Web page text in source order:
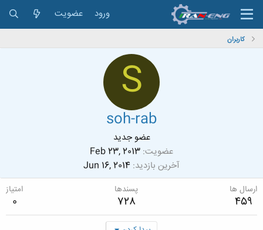
ورود عضویت
کاربران
S
soh-rab
عضو جدید
عضویت Feb 23, 2013
آخرین بازدید Jun 16, 2014
ارسال ها
459
پسندها
728
امتیاز
0